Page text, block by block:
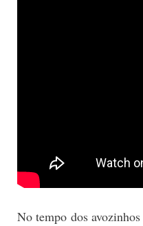
No tempo dos